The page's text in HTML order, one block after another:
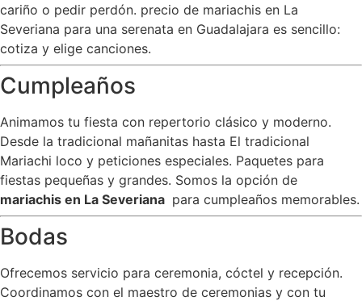
cariño o pedir perdón. precio de mariachis en La
Severiana para una serenata en Guadalajara es sencillo:
cotiza y elige canciones.
Cumpleaños
Animamos tu fiesta con repertorio clásico y moderno.
Desde la tradicional mañanitas hasta El tradicional
Mariachi loco y peticiones especiales. Paquetes para
fiestas pequeñas y grandes. Somos la opción de
mariachis en La Severiana para cumpleaños memorables.
Bodas
Ofrecemos servicio para ceremonia, cóctel y recepción.
Coordinamos con el maestro de ceremonias y con tu